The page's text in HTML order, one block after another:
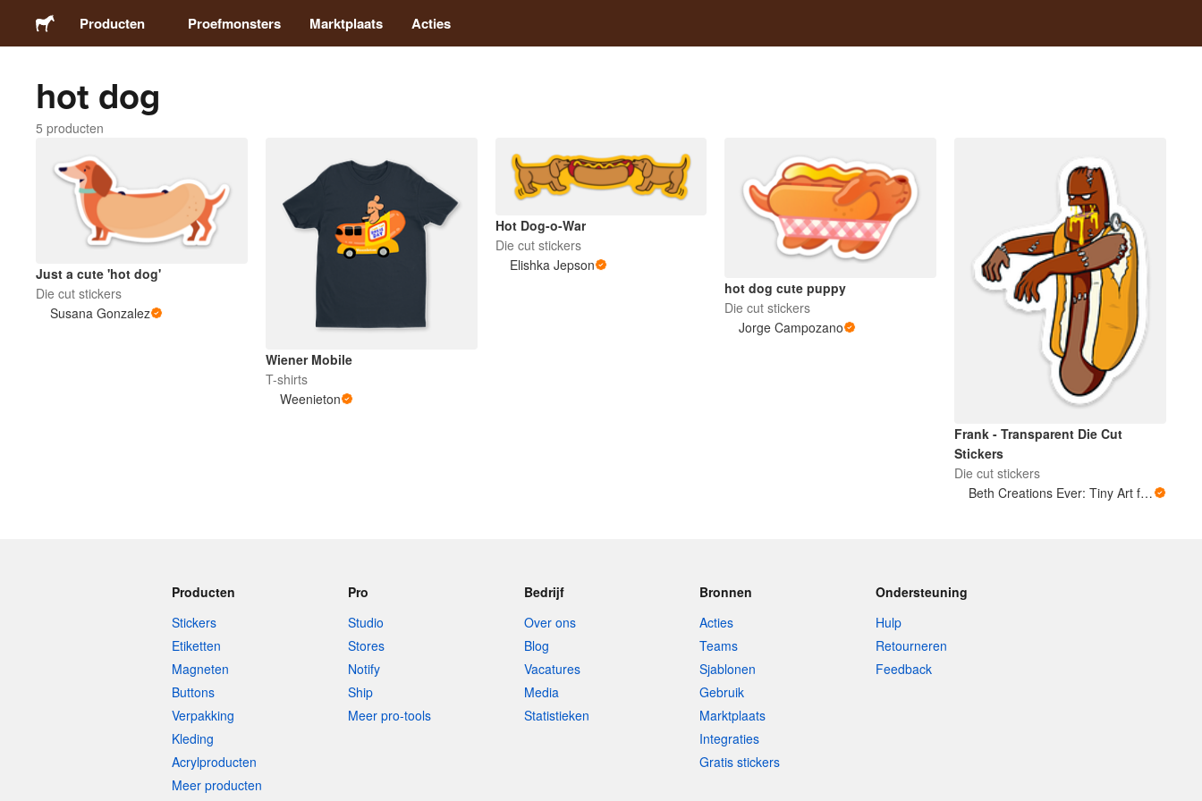
Producten
Stickers
Magneten
Buttons
Verpakking
Proefmonsters Marktplaats Acties
hot dog
5 producten
Just a cute 'hot dog'
Die cut stickers
Susana Gonzalez
Wiener Mobile
T-shirts
Weenieton
Hot Dog-o-War
Die cut stickers
Elishka Jepson
hot dog cute puppy
Die cut stickers
Jorge Campozano
Frank - Transparent Die Cut
Stickers
Die cut stickers
Beth Creations Ever: Tiny Art for Big Feelings
Producten
Stickers
Etiketten
Magneten
Buttons
Verpakking
Kleding
Acrylproducten
Meer producten
Pro
Studio
Stores
Notify
Ship
Meer pro-tools
Bedrijf
Over ons
Blog
Vacatures
Media
Statistieken
Bronnen
Acties
Teams
Sjablonen
Gebruik
Marktplaats
Integraties
Gratis stickers
Ondersteuning
Hulp
Retourneren
Feedback